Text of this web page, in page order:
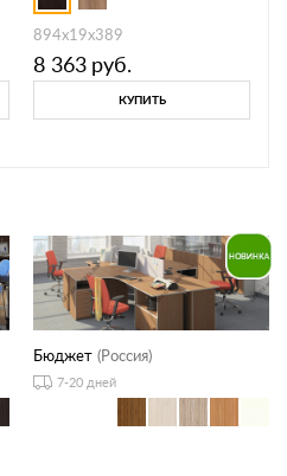
894х19х389
8 363 руб.
КУПИТЬ
Бюджет (Россия)
7-20 дней